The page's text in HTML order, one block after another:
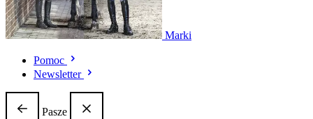
Marki
Pomoc
Newsletter
Pasze